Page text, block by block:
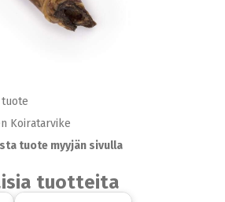
Koiratarvike
tuote myyjän sivulla
tuotteita